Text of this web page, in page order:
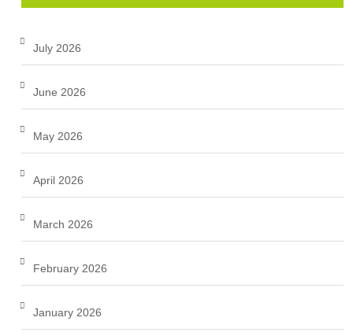
July 2026
June 2026
May 2026
April 2026
March 2026
February 2026
January 2026